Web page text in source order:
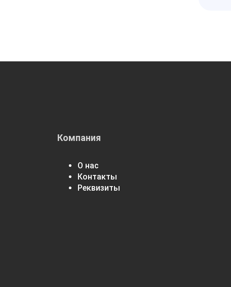
Компания
О нас
Контакты
Реквизиты